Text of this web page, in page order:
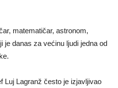
matematičar, astronom,
je danas za većinu ljudi jedna od
Luj Lagranž često je izjavljivao